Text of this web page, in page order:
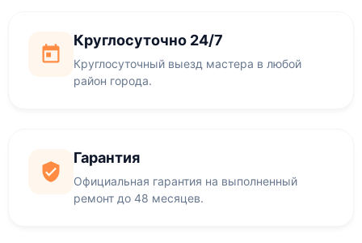
Круглосуточно 24/7
Круглосуточный выезд мастера в любой
район города.
Гарантия
Официальная гарантия на выполненный
ремонт до 48 месяцев.